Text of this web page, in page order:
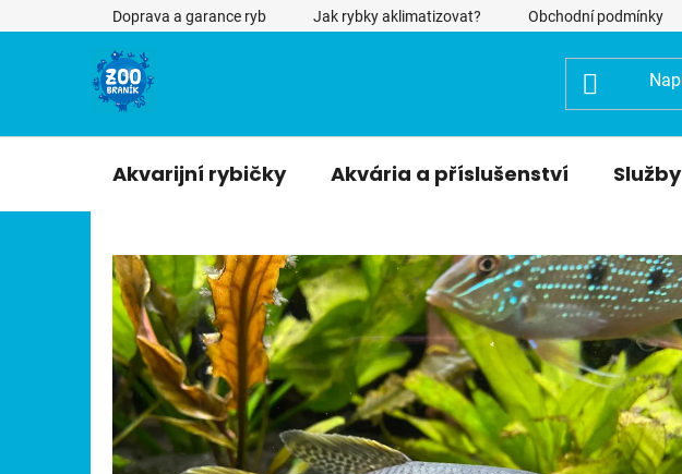
na
Doprava a garance ryb Jak rybky aklimatizovat? Obchodní podmínky
Akvarijní rybičky Akvária a příslušenství Služby